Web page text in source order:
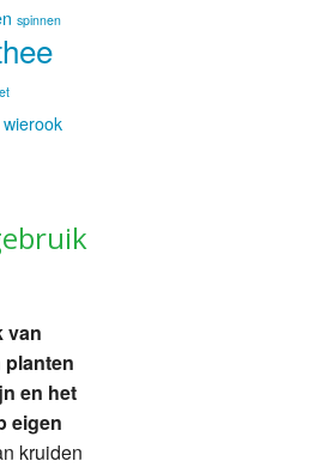
spinnen
wierook
van
planten
en het
eigen
kruiden